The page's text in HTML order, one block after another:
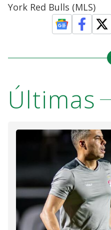
York Red Bulls (MLS)
Últimas